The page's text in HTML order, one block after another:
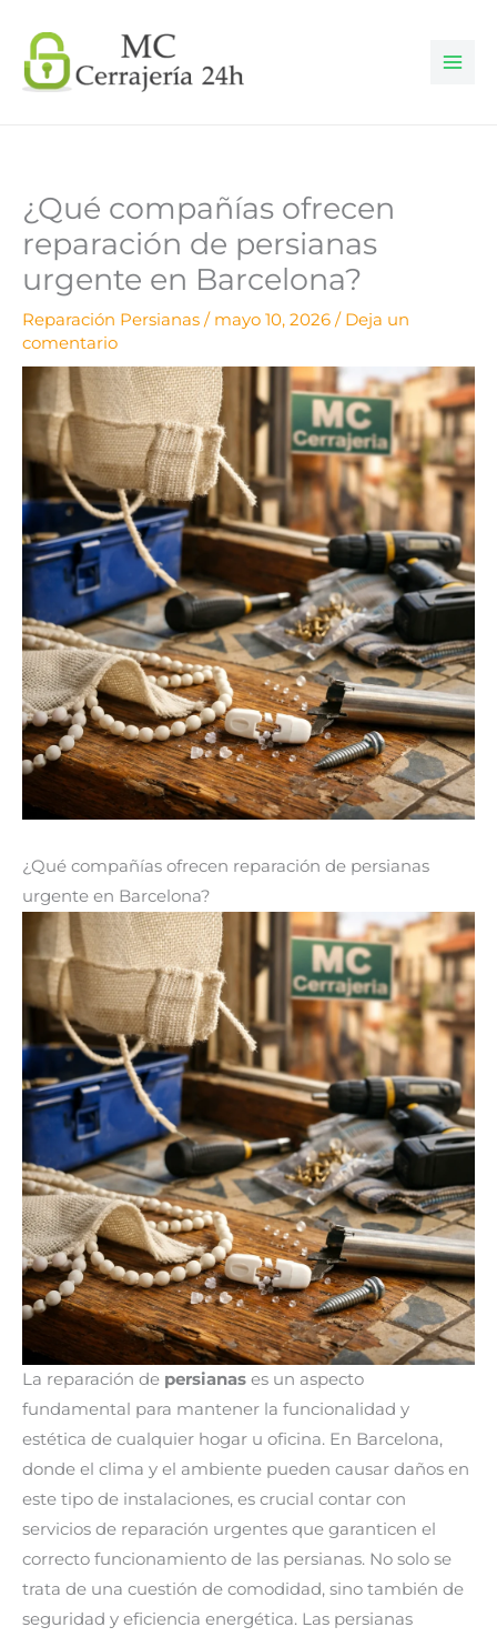
contenido
¿Qué compañías ofrecen
reparación de persianas
urgente en Barcelona?
Reparación Persianas / mayo 10, 2026 / Deja un
comentario
¿Qué compañías ofrecen reparación de persianas
urgente en Barcelona?
La reparación de persianas es un aspecto
fundamental para mantener la funcionalidad y
estética de cualquier hogar u oficina. En Barcelona,
donde el clima y el ambiente pueden causar daños en
este tipo de instalaciones, es crucial contar con
servicios de reparación urgentes que garanticen el
correcto funcionamiento de las persianas. No solo se
trata de una cuestión de comodidad, sino también de
seguridad y eficiencia energética. Las persianas